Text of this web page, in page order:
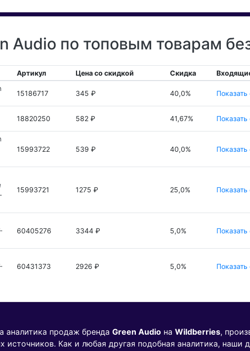
Audio по топовым товарам
Артикул Цена со скидкой Скидка
15186717 345 ₽ 40,0% Показать
18820250 582 ₽ 41,67% Показать
15993722 539 ₽ 40,0% Показать
15993721 1275 ₽ 25,0% Показать
60405276 3344 ₽ 5,0% Показать
60431373 2926 ₽ 5,0% Показать
аналитика продаж бренда Green Audio на Wildberries,
источников. Как и любая другая подобная аналитика, наши